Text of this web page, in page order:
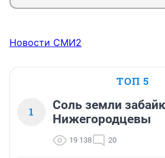
Новости СМИ2
ТОП 5
1
Соль земли
Нижегородцевы
19 138 20